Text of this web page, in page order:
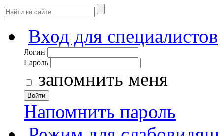
Вход для специалистов
Логин
Пароль
запомнить меня
Войти
Напомнить пароль